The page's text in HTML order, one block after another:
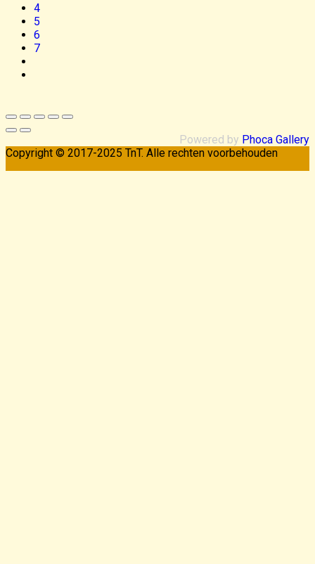
4
5
6
7
Powered by Phoca Gallery
Copyright © 2017-2025 TnT. Alle rechten voorbehouden